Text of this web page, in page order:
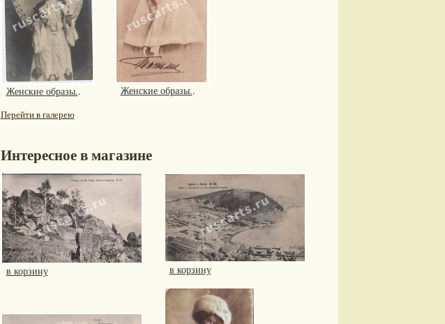
Женские образы.. Женские образы..
Перейти в галерею
Интересное в магазине
в корзину в корзину